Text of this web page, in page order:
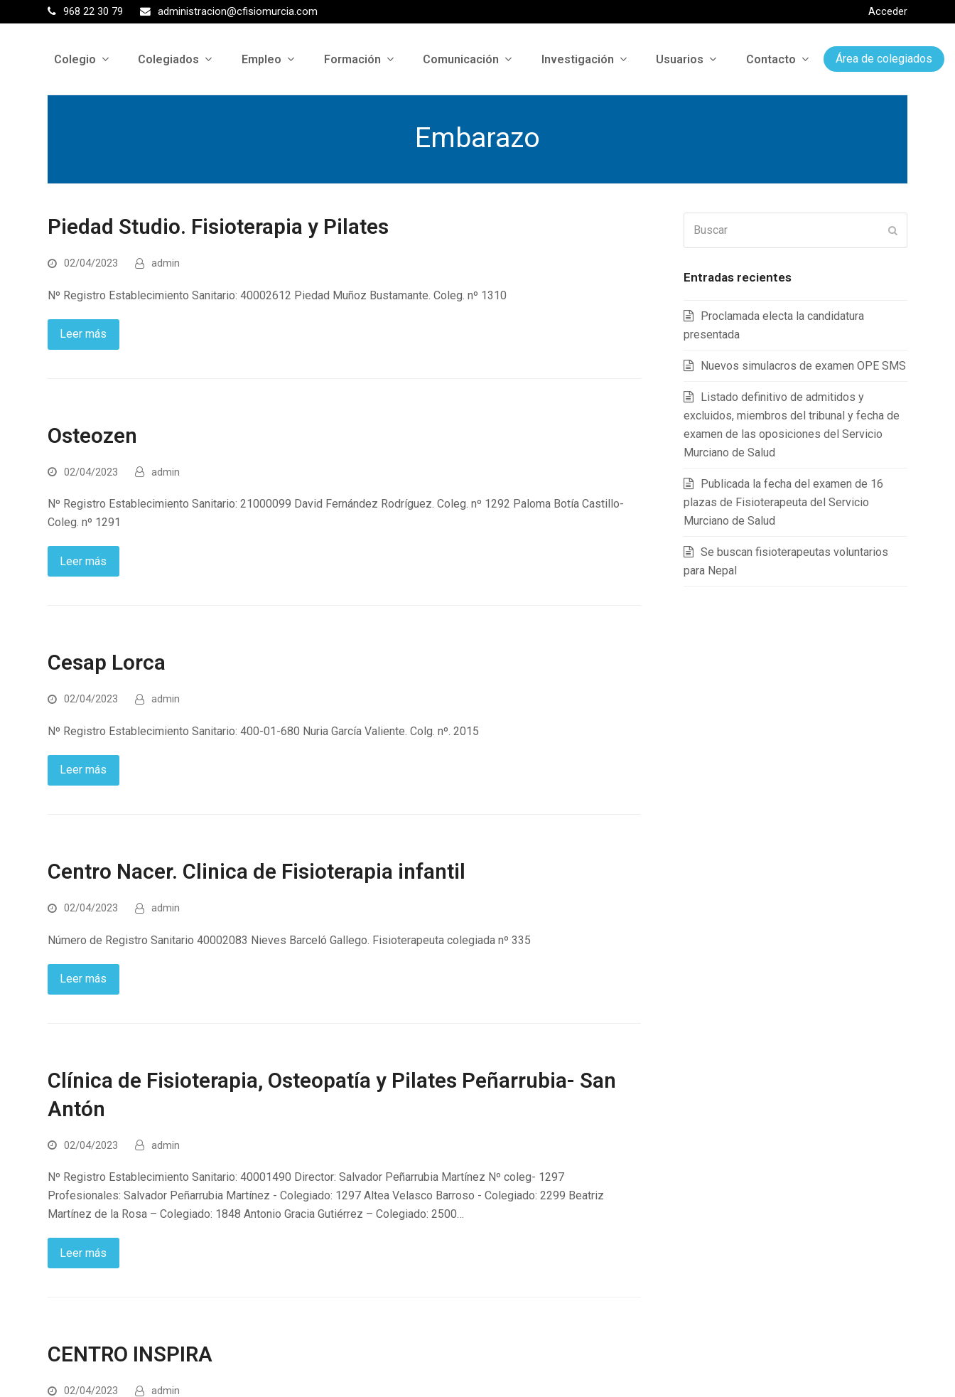
968 22 30 79 administracion@cfisiomurcia.com Acceder
Colegio Colegiados Empleo Formación Comunicación Investigación Usuarios Contacto Área de colegiados
Embarazo
Piedad Studio. Fisioterapia y Pilates
02/04/2023 admin
Nº Registro Establecimiento Sanitario: 40002612 Piedad Muñoz Bustamante. Coleg. nº 1310
Leer más
Osteozen
02/04/2023 admin
Nº Registro Establecimiento Sanitario: 21000099 David Fernández Rodríguez. Coleg. nº 1292 Paloma Botía Castillo-
Coleg. nº 1291
Leer más
Cesap Lorca
02/04/2023 admin
Nº Registro Establecimiento Sanitario: 400-01-680 Nuria García Valiente. Colg. nº. 2015
Leer más
Centro Nacer. Clinica de Fisioterapia infantil
02/04/2023 admin
Número de Registro Sanitario 40002083 Nieves Barceló Gallego. Fisioterapeuta colegiada nº 335
Leer más
Clínica de Fisioterapia, Osteopatía y Pilates Peñarrubia- San
Antón
02/04/2023 admin
Nº Registro Establecimiento Sanitario: 40001490 Director: Salvador Peñarrubia Martínez Nº coleg- 1297
Profesionales: Salvador Peñarrubia Martínez - Colegiado: 1297 Altea Velasco Barroso - Colegiado: 2299 Beatriz
Martínez de la Rosa – Colegiado: 1848 Antonio Gracia Gutiérrez – Colegiado: 2500…
Leer más
CENTRO INSPIRA
02/04/2023 admin
Entradas recientes
Proclamada electa la candidatura
presentada
Nuevos simulacros de examen OPE SMS
Listado definitivo de admitidos y
excluidos, miembros del tribunal y fecha de
examen de las oposiciones del Servicio
Murciano de Salud
Publicada la fecha del examen de 16
plazas de Fisioterapeuta del Servicio
Murciano de Salud
Se buscan fisioterapeutas voluntarios
para Nepal